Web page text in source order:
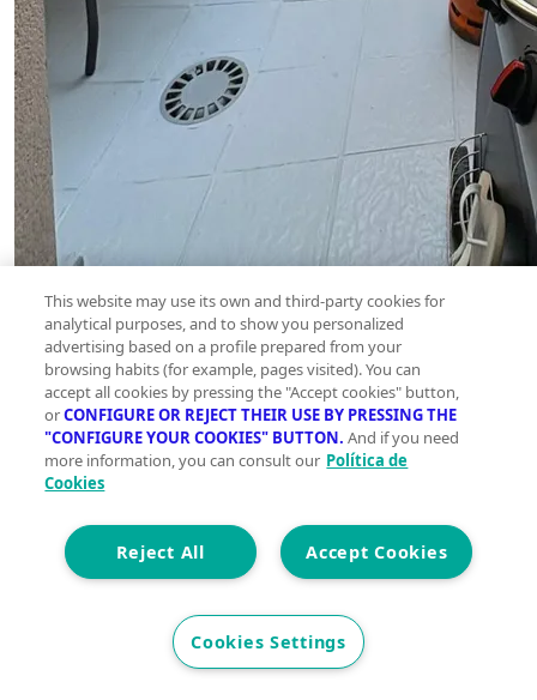
This website may use its own and third-party cookies for
analytical purposes, and to show you personalized
advertising based on a profile prepared from your
browsing habits (for example, pages visited). You can
accept all cookies by pressing the "Accept cookies" button,
orCONFIGURE OR REJECT THEIR USE BY PRESSING THE
"CONFIGURE YOUR COOKIES" BUTTON. And if you need
more information, you can consult our Política de
Cookies
Accept Cookies
Reject All
Cookies Settings